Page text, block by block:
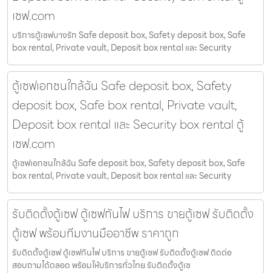
เซฟ.com
บริการตู้เซฟบางรัก Safe deposit box, Safety deposit box, Safe
box rental, Private vault, Deposit box rental และ Security
ตู้เซฟเอกชนใกล้ฉัน Safe deposit box, Safety
deposit box, Safe box rental, Private vault,
Deposit box rental และ Security box rental ตู้
เซฟ.com
ตู้เซฟเอกชนใกล้ฉัน Safe deposit box, Safety deposit box, Safe
box rental, Private vault, Deposit box rental และ Security
รับติดตั้งตู้เซฟ ตู้เซฟกันไฟ บริการ ขายตู้เซฟ รับติดตั้ง
ตู้เซฟ พร้อมทีมงานมืออาชีพ ราคาถูก
รับติดตั้งตู้เซฟ ตู้เซฟกันไฟ บริการ ขายตู้เซฟ รับติดตั้งตู้เซฟ ติดต่อ
สอบถามได้ตลอด พร้อมให้บริการทั่วไทย รับติดตั้งตู้เซ